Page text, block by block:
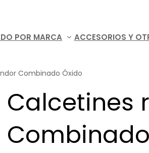
POR MARCA ACCESORIOS Y
Combinado Óxido
Calcetines